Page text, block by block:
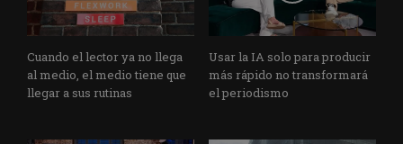
Cuando el lector ya no llega
al medio, el medio tiene que
llegar a sus rutinas
Usar la IA solo para producir
más rápido no transformará
el periodismo